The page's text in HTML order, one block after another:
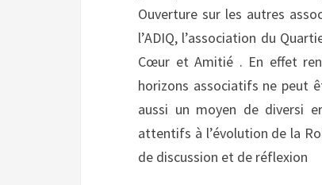
Ouverture sur les autres
l’ADIQ, l’association du
Cœur et Amitié . En effet
horizons associatifs ne peut
aussi un moyen de diversi
attentifs à l’évolution de la
de discussion et de réflexion